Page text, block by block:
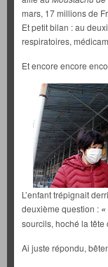
mars, 17 millions de
Et petit bilan : au
respiratoires,
Et encore encore
L’enfant trépignait
deuxième question :
sourcils, hoché la tête
Ai juste répondu,